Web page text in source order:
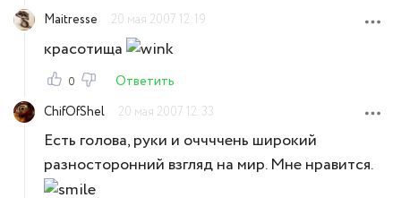
Maitresse
20 мая 2007 12:19
красотища
0
Ответить
ChifOfShel
20 мая 2007 12:33
Есть голова, руки и оччччень широкий
разносторонний взгляд на мир. Мне нравится.